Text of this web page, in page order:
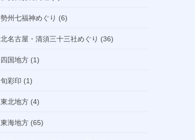
勢州七福神めぐり (6)
北名古屋・清須三十三社めぐり (36)
四国地方 (1)
旬彩印 (1)
東北地方 (4)
東海地方 (65)